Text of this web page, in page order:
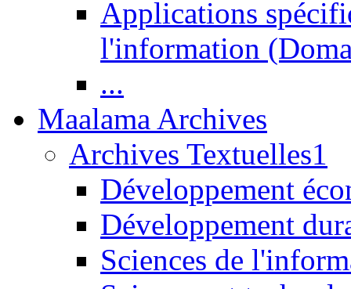
Applications
l'information
...
Maalama Archives
Archives Textuelles1
Développement
Développement
Sciences de